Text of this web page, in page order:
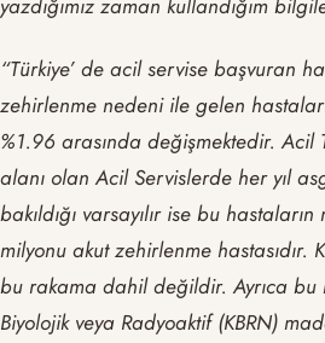
yazdığımız zaman kullandığım
“Türkiye’ de acil servise başvuran
zehirlenme nedeni ile gelen
%1.96 arasında değişmektedir. Acil
alanı olan Acil Servislerde her yıl
bakıldığı varsayılır ise bu
milyonu akut zehirlenme hastasıdır.
bu rakama dahil değildir. Ayrıca bu
Biyolojik veya Radyoaktif (KBRN)